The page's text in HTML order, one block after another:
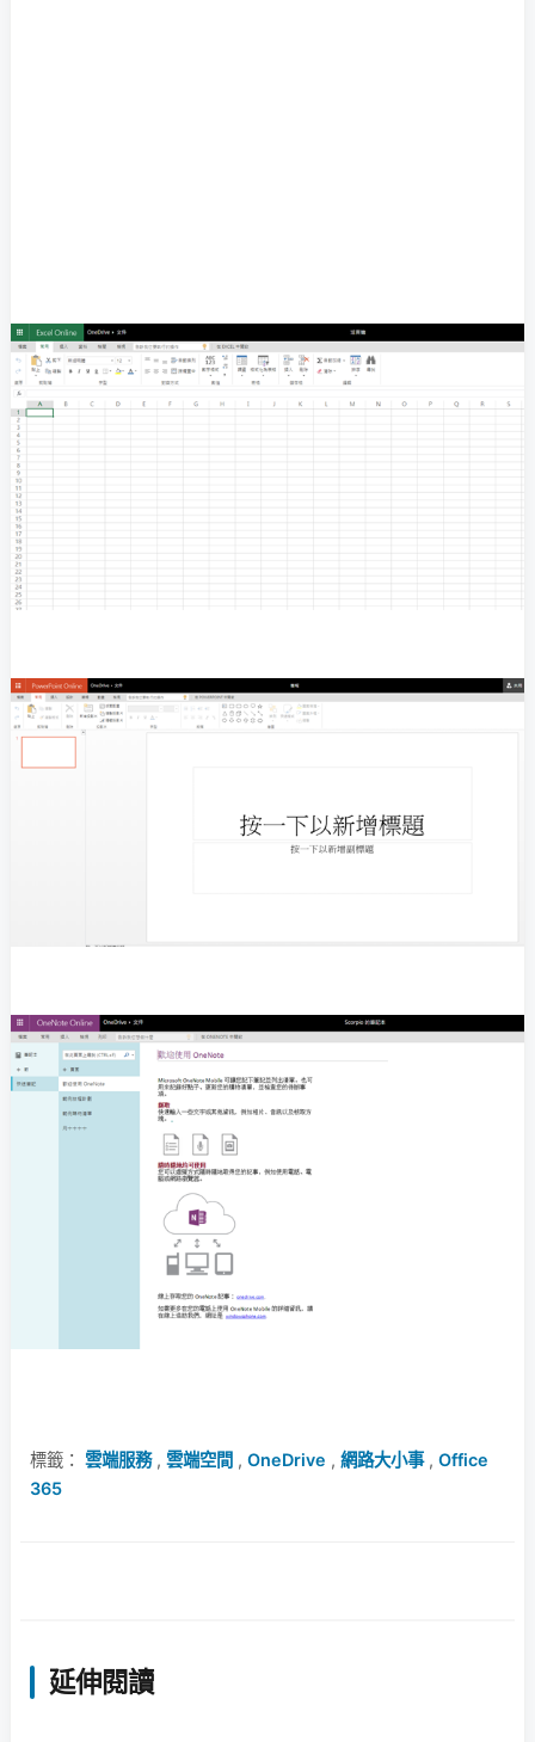
標籤： 雲端服務, 雲端空間 , OneDrive , 網路大小事, Office
365
延伸閱讀